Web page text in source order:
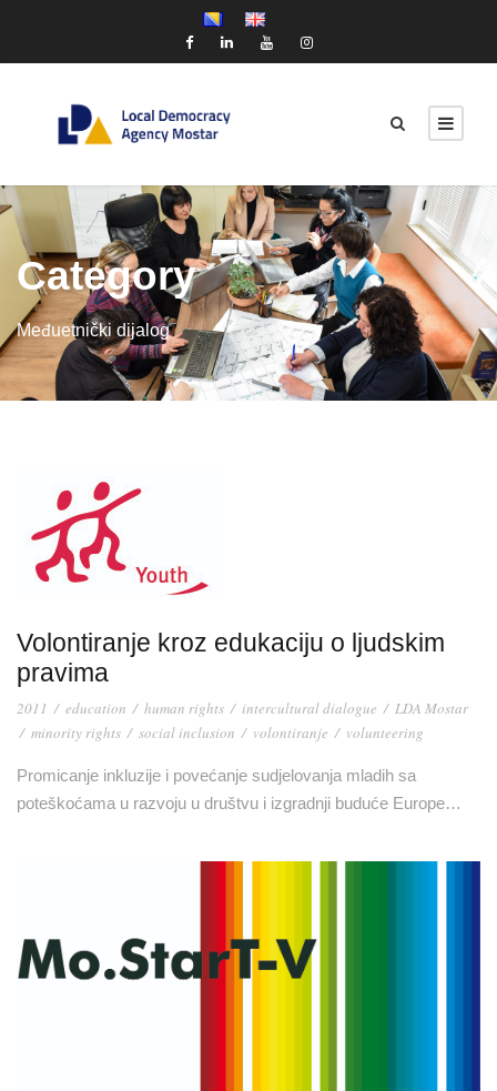
Category
Međuetnički dijalog
Volontiranje kroz edukaciju o ljudskim
pravima
2011 / education / human rights / intercultural dialogue / LDA Mostar
/ minority rights / social inclusion / volontiranje / volunteering
Promicanje inkluzije i povećanje sudjelovanja mladih sa
poteškoćama u razvoju u društvu i izgradnji buduće Europe…